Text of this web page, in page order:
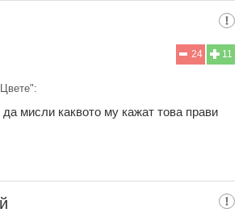
11
24
мисли каквото му кажат това прави